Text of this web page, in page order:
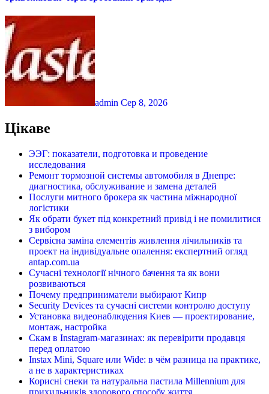
admin Сер 8, 2026
Цікаве
ЭЭГ: показатели, подготовка и проведение
исследования
Ремонт тормозной системы автомобиля в Днепре:
диагностика, обслуживание и замена деталей
Послуги митного брокера як частина міжнародної
логістики
Як обрати букет під конкретний привід і не помилитися
з вибором
Сервісна заміна елементів живлення лічильників та
проект на індивідуальне опалення: експертний огляд
antap.com.ua
Сучасні технології нічного бачення та як вони
розвиваються
Почему предприниматели выбирают Кипр
Security Devices та сучасні системи контролю доступу
Установка видеонаблюдения Киев — проектирование,
монтаж, настройка
Скам в Instagram-магазинах: як перевірити продавця
перед оплатою
Instax Mini, Square или Wide: в чём разница на практике,
а не в характеристиках
Корисні снеки та натуральна пастила Millennium для